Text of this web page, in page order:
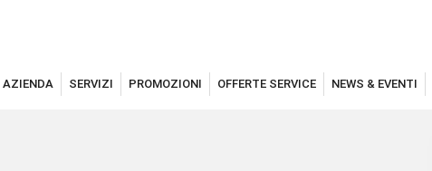
AZIENDA SERVIZI PROMOZIONI OFFERTE SERVICE NEWS & EVENTI